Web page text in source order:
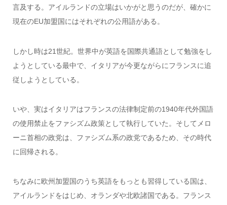
言及する。アイルランドの立場はいかがと思うのだが、確かに
現在のEU加盟国にはそれぞれの公用語がある。
しかし時は21世紀。世界中が英語を国際共通語として勉強をし
ようとしている最中で、イタリアが今更ながらにフランスに追
従しようとしている。
いや、実はイタリアはフランスの法律制定前の1940年代外国語
の使用禁止をファシズム政策として執行していた。そしてメロ
ーニ首相の政党は、ファシズム系の政党であるため、その時代
に回帰される。
ちなみに欧州加盟国のうち英語をもっとも習得している国は、
アイルランドをはじめ、オランダや北欧諸国である。フランス